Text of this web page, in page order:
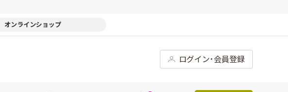
オンラインショップ
ログイン･会員登録